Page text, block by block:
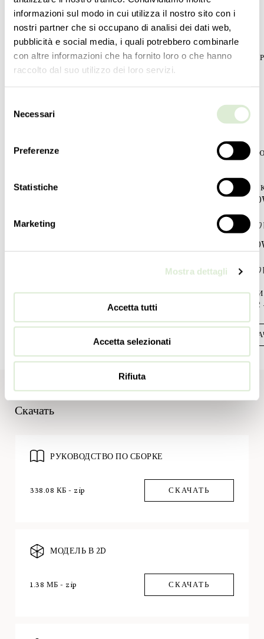
informazioni sul modo in cui utilizza il nostro sito con i
nostri partner che si occupano di analisi dei dati web,
pubblicità e social media, i quali potrebbero combinarle
con altre informazioni che ha fornito loro o che hanno
raccolto dal suo utilizzo dei loro servizi.
delNecessari
Preferenze
Statistiche
Marketing
Mostra dettagli
Accetta tutti
Accetta selezionati
Rifiuta
РОСТ
cm
ДИАМЕТР
70cm
22kg
ПЕРЕКЛЮЧАТЕЛИ
ЛАМПОЧКИ
6 E12 x 60W - dimmable - not included
РОСТ
35
13 ½
МАССА
kg
3 E14 x
входит
3 E12 x
6 E14 x
6 E12 x
UL -
Скачать
РУКОВОДСТВО ПО СБОРКЕ
338.08 КБ - zip СКАЧАТЬ
МОДЕЛЬ В 2D
1.38 МБ - zip СКАЧАТЬ